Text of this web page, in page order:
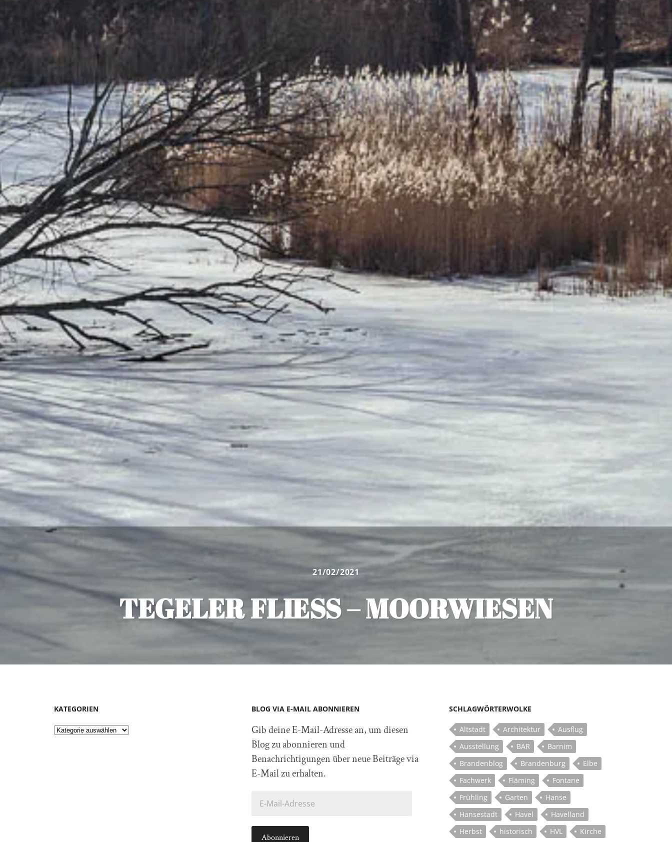
21/02/2021
TEGELER FLIESS – MOORWIESEN
KATEGORIEN
Kategorien
BLOG VIA E-MAIL ABONNIEREN
Gib deine E-Mail-Adresse an, um diesen
Blog zu abonnieren und
Benachrichtigungen über neue Beiträge via
E-Mail zu erhalten.
Mail-
Abonnieren
SCHLAGWÖRTERWOLKE
Altstadt Architektur
Ausflug
Ausstellung
BAR
Barnim
Brandenblog
Brandenburg
Elbe
Fachwerk
Fläming
Fontane
Frühling
Garten
Hanse
Hansestadt
Havel
Havelland
Herbst
historisch HVL Kirche